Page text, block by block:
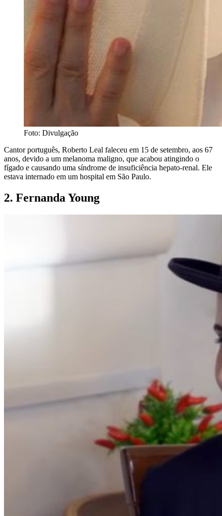
Foto: Divulgação
Cantor português, Roberto Leal faleceu em 15 de setembro, aos 67
anos, devido a um melanoma maligno, que acabou atingindo o
fígado e causando uma síndrome de insuficiência hepato-renal. Ele
estava internado em um hospital em São Paulo.
2. Fernanda Young